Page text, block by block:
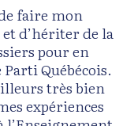
faire mon
d’hériter de la
pour en
Québécois.
très bien
expériences